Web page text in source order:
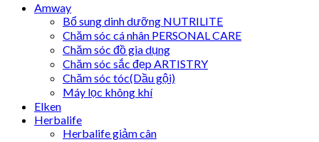
Amway
Bổ sung dinh dưỡng NUTRILITE
Chăm sóc cá nhân PERSONAL CARE
Chăm sóc đồ gia dụng
Chăm sóc sắc đẹp ARTISTRY
Chăm sóc tóc(Dầu gội)
Máy lọc không khí
Elken
Herbalife
Herbalife giảm cân